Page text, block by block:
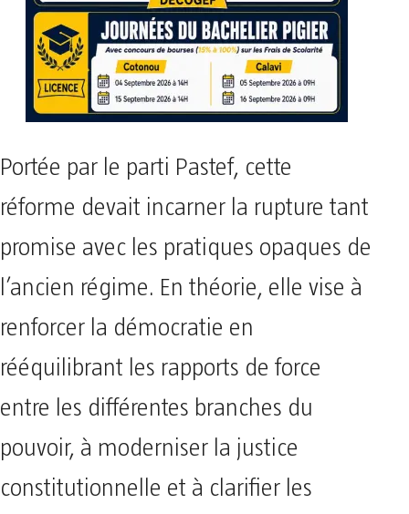
Portée par le parti Pastef, cette
réforme devait incarner la rupture tant
promise avec les pratiques opaques de
l’ancien régime. En théorie, elle vise à
renforcer la démocratie en
rééquilibrant les rapports de force
entre les différentes branches du
pouvoir, à moderniser la justice
constitutionnelle et à clarifier les